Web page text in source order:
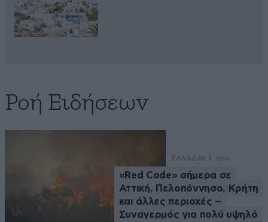
Ροή Ειδήσεων
ΕΛΛΑΔΑ5 λ. πριν
«Red Code» σήμερα σε
Αττική, Πελοπόννησο, Κρήτη
και άλλες περιοχές –
Συναγερμός για πολύ υψηλό